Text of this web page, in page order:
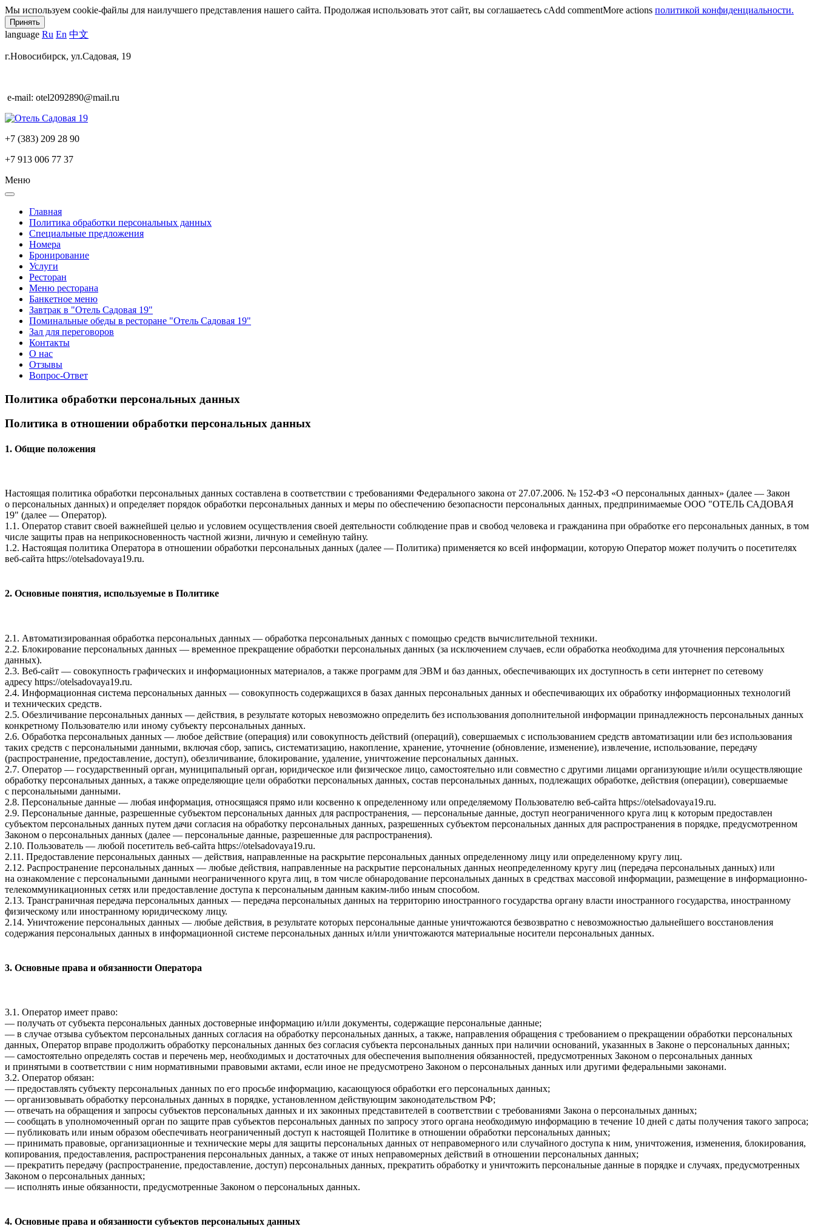
Мы используем cookie-файлы для наилучшего представления нашего сайта. Продолжая использовать этот сайт, вы соглашаетесь cAdd commentMore actions политикой конфиденциальности.
Принять
language Ru En 中文
г.Новосибирск, ул.Садовая, 19
e-mail: otel2092890@mail.ru
+7 (383) 209 28 90
+7 913 006 77 37
Меню
Главная
Политика обработки персональных данных
Специальные предложения
Номера
Бронирование
Услуги
Ресторан
Меню ресторана
Банкетное меню
Завтрак в "Отель Садовая 19"
Поминальные обеды в ресторане "Отель Садовая 19"
Зал для переговоров
Контакты
О нас
Отзывы
Вопрос-Ответ
Политика обработки персональных данных
Политика в отношении обработки персональных данных
1. Общие положения
Настоящая политика обработки персональных данных составлена в соответствии с требованиями Федерального закона от 27.07.2006. № 152-ФЗ «О персональных данных» (далее — Закон
о персональных данных) и определяет порядок обработки персональных данных и меры по обеспечению безопасности персональных данных, предпринимаемые ООО "ОТЕЛЬ САДОВАЯ
19" (далее — Оператор).
1.1. Оператор ставит своей важнейшей целью и условием осуществления своей деятельности соблюдение прав и свобод человека и гражданина при обработке его персональных данных, в том
числе защиты прав на неприкосновенность частной жизни, личную и семейную тайну.
1.2. Настоящая политика Оператора в отношении обработки персональных данных (далее — Политика) применяется ко всей информации, которую Оператор может получить о посетителях
веб-сайта https://otelsadovaya19.ru.
2. Основные понятия, используемые в Политике
2.1. Автоматизированная обработка персональных данных — обработка персональных данных с помощью средств вычислительной техники.
2.2. Блокирование персональных данных — временное прекращение обработки персональных данных (за исключением случаев, если обработка необходима для уточнения персональных
данных).
2.3. Веб-сайт — совокупность графических и информационных материалов, а также программ для ЭВМ и баз данных, обеспечивающих их доступность в сети интернет по сетевому
адресу https://otelsadovaya19.ru.
2.4. Информационная система персональных данных — совокупность содержащихся в базах данных персональных данных и обеспечивающих их обработку информационных технологий
и технических средств.
2.5. Обезличивание персональных данных — действия, в результате которых невозможно определить без использования дополнительной информации принадлежность персональных данных
конкретному Пользователю или иному субъекту персональных данных.
2.6. Обработка персональных данных — любое действие (операция) или совокупность действий (операций), совершаемых с использованием средств автоматизации или без использования
таких средств с персональными данными, включая сбор, запись, систематизацию, накопление, хранение, уточнение (обновление, изменение), извлечение, использование, передачу
(распространение, предоставление, доступ), обезличивание, блокирование, удаление, уничтожение персональных данных.
2.7. Оператор — государственный орган, муниципальный орган, юридическое или физическое лицо, самостоятельно или совместно с другими лицами организующие и/или осуществляющие
обработку персональных данных, а также определяющие цели обработки персональных данных, состав персональных данных, подлежащих обработке, действия (операции), совершаемые
с персональными данными.
2.8. Персональные данные — любая информация, относящаяся прямо или косвенно к определенному или определяемому Пользователю веб-сайта https://otelsadovaya19.ru.
2.9. Персональные данные, разрешенные субъектом персональных данных для распространения, — персональные данные, доступ неограниченного круга лиц к которым предоставлен
субъектом персональных данных путем дачи согласия на обработку персональных данных, разрешенных субъектом персональных данных для распространения в порядке, предусмотренном
Законом о персональных данных (далее — персональные данные, разрешенные для распространения).
2.10. Пользователь — любой посетитель веб-сайта https://otelsadovaya19.ru.
2.11. Предоставление персональных данных — действия, направленные на раскрытие персональных данных определенному лицу или определенному кругу лиц.
2.12. Распространение персональных данных — любые действия, направленные на раскрытие персональных данных неопределенному кругу лиц (передача персональных данных) или
на ознакомление с персональными данными неограниченного круга лиц, в том числе обнародование персональных данных в средствах массовой информации, размещение в информационно-
телекоммуникационных сетях или предоставление доступа к персональным данным каким-либо иным способом.
2.13. Трансграничная передача персональных данных — передача персональных данных на территорию иностранного государства органу власти иностранного государства, иностранному
физическому или иностранному юридическому лицу.
2.14. Уничтожение персональных данных — любые действия, в результате которых персональные данные уничтожаются безвозвратно с невозможностью дальнейшего восстановления
содержания персональных данных в информационной системе персональных данных и/или уничтожаются материальные носители персональных данных.
3. Основные права и обязанности Оператора
3.1. Оператор имеет право:
— получать от субъекта персональных данных достоверные информацию и/или документы, содержащие персональные данные;
— в случае отзыва субъектом персональных данных согласия на обработку персональных данных, а также, направления обращения с требованием о прекращении обработки персональных
данных, Оператор вправе продолжить обработку персональных данных без согласия субъекта персональных данных при наличии оснований, указанных в Законе о персональных данных;
— самостоятельно определять состав и перечень мер, необходимых и достаточных для обеспечения выполнения обязанностей, предусмотренных Законом о персональных данных
и принятыми в соответствии с ним нормативными правовыми актами, если иное не предусмотрено Законом о персональных данных или другими федеральными законами.
3.2. Оператор обязан:
— предоставлять субъекту персональных данных по его просьбе информацию, касающуюся обработки его персональных данных;
— организовывать обработку персональных данных в порядке, установленном действующим законодательством РФ;
— отвечать на обращения и запросы субъектов персональных данных и их законных представителей в соответствии с требованиями Закона о персональных данных;
— сообщать в уполномоченный орган по защите прав субъектов персональных данных по запросу этого органа необходимую информацию в течение 10 дней с даты получения такого запроса;
— публиковать или иным образом обеспечивать неограниченный доступ к настоящей Политике в отношении обработки персональных данных;
— принимать правовые, организационные и технические меры для защиты персональных данных от неправомерного или случайного доступа к ним, уничтожения, изменения, блокирования,
копирования, предоставления, распространения персональных данных, а также от иных неправомерных действий в отношении персональных данных;
— прекратить передачу (распространение, предоставление, доступ) персональных данных, прекратить обработку и уничтожить персональные данные в порядке и случаях, предусмотренных
Законом о персональных данных;
— исполнять иные обязанности, предусмотренные Законом о персональных данных.
4. Основные права и обязанности субъектов персональных данных